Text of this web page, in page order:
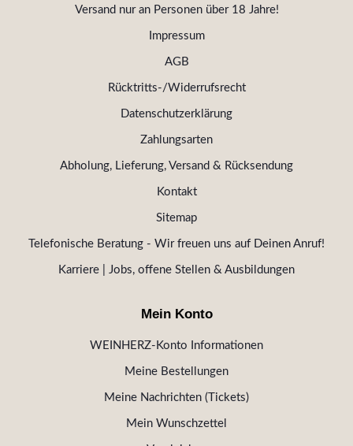
Versand nur an Personen über 18 Jahre!
Impressum
AGB
Rücktritts-/Widerrufsrecht
Datenschutzerklärung
Zahlungsarten
Abholung, Lieferung, Versand & Rücksendung
Kontakt
Sitemap
Telefonische Beratung - Wir freuen uns auf Deinen Anruf!
Karriere | Jobs, offene Stellen & Ausbildungen
Mein Konto
WEINHERZ-Konto Informationen
Meine Bestellungen
Meine Nachrichten (Tickets)
Mein Wunschzettel